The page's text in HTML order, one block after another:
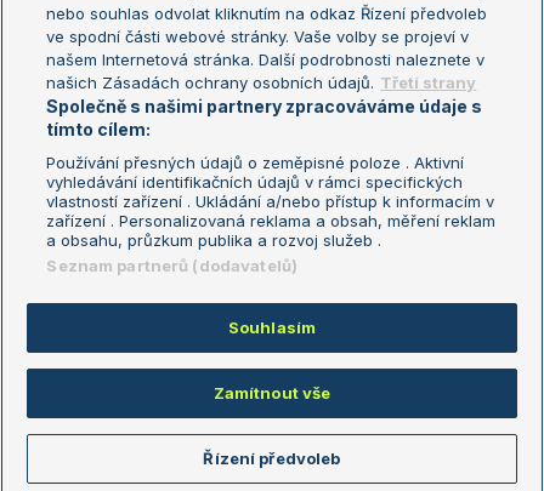
Fotbalové přestupy
Livesport Daily
LS Prague Open
Podmínky užití
Nastavení soukromí
GDPR a žurnalistika
Reklama
Kontakt
Informace o zpracování osobních
údajů
Copyright © 2008-2026 TenisPortal.cz. Využíváme zpravodajství ČTK.
nebo souhlas odvolat kliknutím na odkaz Řízení předvoleb
ve spodní části webové stránky. Vaše volby se projeví v
našem Internetová stránka. Další podrobnosti naleznete v
našich Zásadách ochrany osobních údajů. Třetí strany
Společně s našimi partnery zpracováváme údaje s
tímto cílem:
Používání přesných údajů o zeměpisné poloze . Aktivní
vyhledávání identifikačních údajů v rámci specifických
vlastností zařízení . Ukládání a/nebo přístup k informacím v
zařízení . Personalizovaná reklama a obsah, měření reklam
a obsahu, průzkum publika a rozvoj služeb .
Seznam partnerů (dodavatelů)
Souhlasím
Zamítnout vše
Řízení předvoleb